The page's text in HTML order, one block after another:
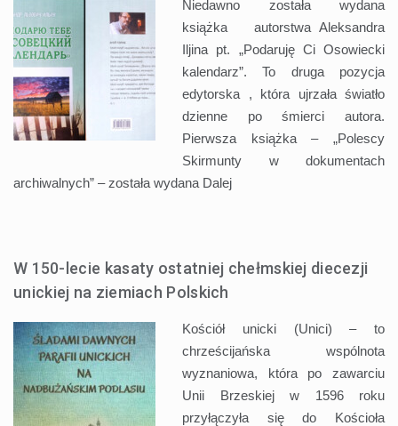
Niedawno została wydana
książka autorstwa Aleksandra
Iljina pt. „Podaruję Ci Osowiecki
kalendarz”. To druga pozycja
edytorska , która ujrzała światło
dzienne po śmierci autora.
Pierwsza książka – „Polescy
Skirmunty w dokumentach
archiwalnych” – została wydana Dalej
W 150-lecie kasaty ostatniej chełmskiej diecezji
unickiej na ziemiach Polskich
Kościół unicki (Unici) – to
chrześcijańska wspólnota
wyznaniowa, która po zawarciu
Unii Brzeskiej w 1596 roku
przyłączyła się do Kościoła